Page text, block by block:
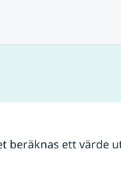
beräknas ett värde